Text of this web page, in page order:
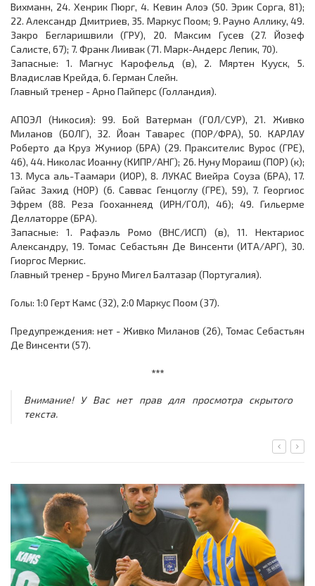
Вихманн, 24. Хенрик Пюрг, 4. Кевин Алоэ (50. Эрик Сорга, 81);
22. Александр Дмитриев, 35. Маркус Поом; 9. Рауно Аллику, 49.
Закро Бегларишвили (ГРУ), 20. Максим Гусев (27. Йозеф
Салисте, 67); 7. Франк Лиивак (71. Марк-Андерс Лепик, 70).
Запасные: 1. Магнус Карофельд (в), 2. Мяртен Кууск, 5.
Владислав Крейда, 6. Герман Слейн.
Главный тренер - Арно Пайперс (Голландия).
АПОЭЛ (Никосия): 99. Бой Ватерман (ГОЛ/СУР), 21. Живко
Миланов (БОЛГ), 32. Йоан Таварес (ПОР/ФРА), 50. КАРЛАУ
Роберто да Круз Жуниор (БРА) (29. Праксителис Вурос (ГРЕ),
46), 44. Николас Иоанну (КИПР/АНГ); 26. Нуну Мораиш (ПОР) (к);
13. Муса аль-Таамари (ИОР), 8. ЛУКАС Виейра Соуза (БРА), 17.
Гайас Захид (НОР) (6. Саввас Генцоглу (ГРЕ), 59), 7. Георгиос
Эфрем (88. Реза Гооханнеяд (ИРН/ГОЛ), 46); 49. Гильерме
Деллаторре (БРА).
Запасные: 1. Рафаэль Ромо (ВНС/ИСП) (в), 11. Нектариос
Александру, 19. Томас Себастьян Де Винсенти (ИТА/АРГ), 30.
Гиоргос Меркис.
Главный тренер - Бруно Мигел Балтазар (Португалия).
Голы: 1:0 Герт Камс (32), 2:0 Маркус Поом (37).
Предупреждения: нет - Живко Миланов (26), Томас Себастьян
Де Винсенти (57).
***
Внимание! У Вас нет прав для просмотра скрытого
текста.